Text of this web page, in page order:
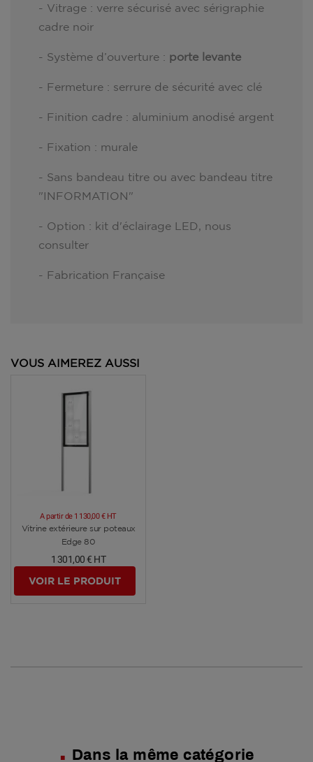
- Vitrage : verre sécurisé avec sérigraphie
cadre noir
- Système d’ouverture : porte levante
- Fermeture : serrure de sécurité avec clé
- Finition cadre : aluminium anodisé argent
- Fixation : murale
- Sans bandeau titre ou avec bandeau titre
"INFORMATION"
- Option : kit d'éclairage LED, nous
consulter
- Fabrication Française
VOUS AIMEREZ AUSSI
Voir plus
Vitrine extérieure sur poteaux
Edge 80
A partir de 1 130,00 € HT
1 301,00 € HT
VOIR LE PRODUIT
Dans la même catégorie